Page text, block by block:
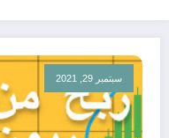
سبتمبر 29, 2021